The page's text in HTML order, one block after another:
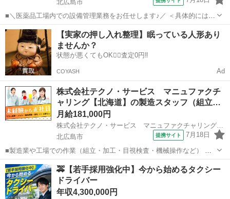
北広島市
■＼医薬品工場内での設備管理業務をお任せします♪／ ＜具体的には…
＞ ◆ユーティリティ設備(電気、水、蒸気、冷温水等)の運転、 監視、
保全、補修 ◆水全般(上水、井水、冷却水等)の供給、 排水に関わる設
備の運転、保守管...
北海道 北広島市 マンション管理
【実家の押し入れ整理】眠っている人形あり
ませんか？
状態が悪くてもOK🙆‍♀️査定0円‼️
COYASH Ad
株式会社テクノ・サービス マニュファクチ
ャリング【北海道】の製造スタッフ（組立…
月給181,000円
株式会社テクノ・サービス マニュファクチャリング【北海道】
北広島市
提携サイト 7月18日
■製造業や工場での作業（組立・加工・目視検査・機械操作など） 具
体的には・・・ 製品に不備がないか目視チェック 部品を機械にセット
してボタン操作などなど 複雑な作業や力仕事はほとんどなく覚えやす
いものばかり！ 未経験の方...
北海道 北広島市 倉庫管理
🚕【若手採用強化中】今から始めるタクシー
ドライバー
年収4,300,000円